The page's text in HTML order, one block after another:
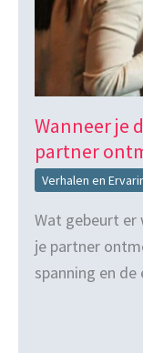
Wanneer je
partner
Verhalen en
Wat gebeurt er
je partner
spanning en